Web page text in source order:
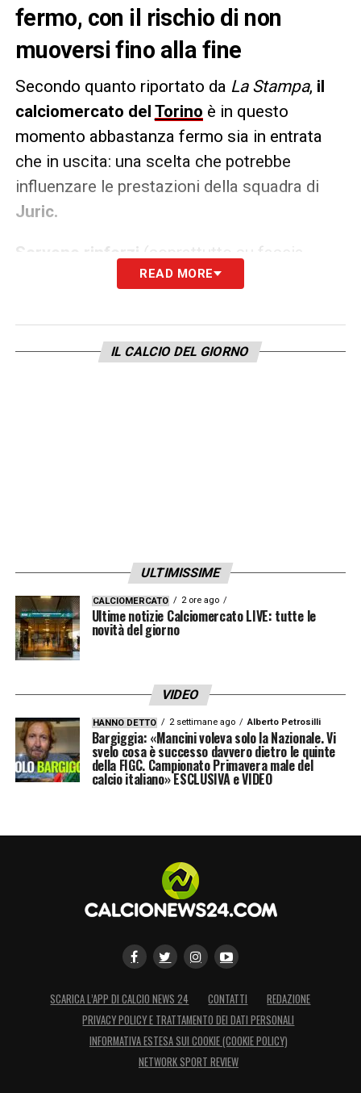
fermo, con il rischio di non
muoversi fino alla fine
Secondo quanto riportato da La Stampa, il
calciomercato del Torino è in questo
momento abbastanza fermo sia in entrata
che in uscita: una scelta che potrebbe
influenzare le prestazioni della squadra di
Juric.
Servono rinforzi (soprattutto su fascia
sinistra e sulla trequarti), ma dall’altra parte il
LA PLAYLIST DELLE NOSTRE TOP NEWS
READ MORE
IL CALCIO DEL GIORNO
ULTIMISSIME
CALCIOMERCATO 2 ore ago
Ultime notizie Calciomercato LIVE: tutte le
novità del giorno
VIDEO
HANNO DETTO 2 settimane ago Alberto Petrosilli
Bargiggia: «Mancini voleva solo la Nazionale. Vi
svelo cosa è successo davvero dietro le quinte
della FIGC. Campionato Primavera male del
calcio italiano» ESCLUSIVA e VIDEO
SCARICA L’APP DI CALCIO NEWS 24 CONTATTI
REDAZIONE
PRIVACY POLICY E TRATTAMENTO DEI DATI PERSONALI
INFORMATIVA ESTESA SUI COOKIE (COOKIE POLICY)
NETWORK SPORT REVIEW